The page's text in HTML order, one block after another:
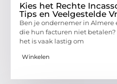
Kies het Rechte
Tips en Veelgestelde
Ben je ondernemer in
die hun facturen niet betalen?
het is vaak lastig om
Winkelen